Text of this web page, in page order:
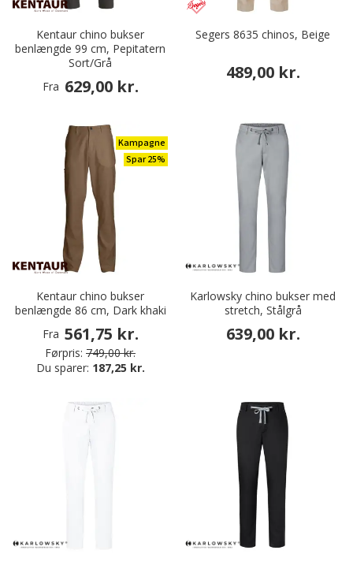
Kentaur chino bukser
benlængde 99 cm, Pepitatern
Sort/Grå
Fra 629,00 kr.
Segers 8635 chinos, Beige
489,00 kr.
Kampagne
Spar 25%
Kentaur chino bukser
benlængde 86 cm, Dark khaki
Fra 561,75 kr.
Førpris: 749,00 kr.
Du sparer: 187,25 kr.
Karlowsky chino bukser med
stretch, Stålgrå
639,00 kr.